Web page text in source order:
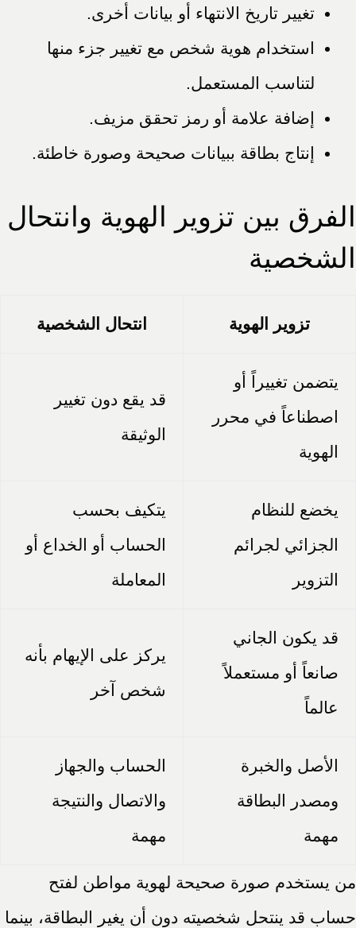
تغيير تاريخ الانتهاء أو بيانات أخرى.
استخدام هوية شخص مع تغيير جزء منها
لتناسب المستعمل.
إضافة علامة أو رمز تحقق مزيف.
إنتاج بطاقة ببيانات صحيحة وصورة خاطئة.
الفرق بين تزوير الهوية وانتحال
الشخصية
تزوير الهوية انتحال الشخصية
يتضمن تغييراً أو
اصطناعاً في محرر
الهوية
قد يقع دون تغيير
الوثيقة
يخضع للنظام
الجزائي لجرائم
التزوير
يتكيف بحسب
الحساب أو الخداع أو
المعاملة
قد يكون الجاني
صانعاً أو مستعملاً
عالماً
يركز على الإيهام بأنه
شخص آخر
الأصل والخبرة
ومصدر البطاقة
مهمة
الحساب والجهاز
والاتصال والنتيجة
مهمة
من يستخدم صورة صحيحة لهوية مواطن لفتح
حساب قد ينتحل شخصيته دون أن يغير البطاقة، بينما